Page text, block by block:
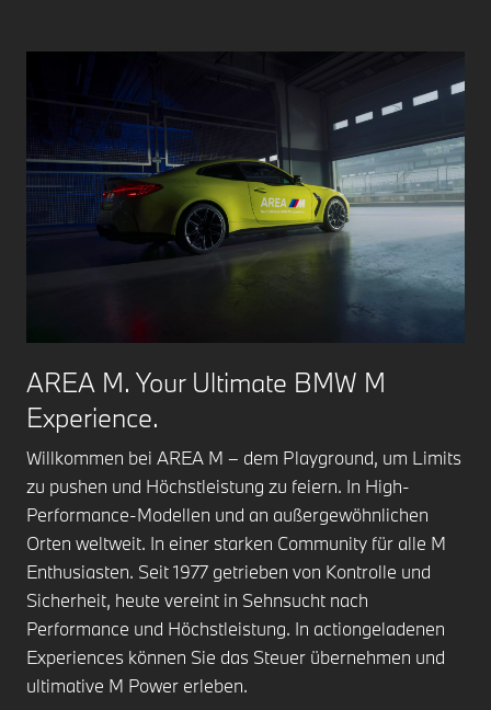
AREA M. Your Ultimate BMW M
Experience.
Willkommen bei AREA M – dem Playground, um Limits
zu pushen und Höchstleistung zu feiern. In High-
Performance-Modellen und an außergewöhnlichen
Orten weltweit. In einer starken Community für alle M
Enthusiasten. Seit 1977 getrieben von Kontrolle und
Sicherheit, heute vereint in Sehnsucht nach
Performance und Höchstleistung. In actiongeladenen
Experiences können Sie das Steuer übernehmen und
ultimative M Power erleben.